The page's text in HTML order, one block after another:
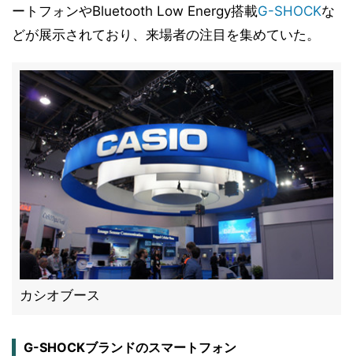
ートフォンやBluetooth Low Energy搭載G-SHOCKな
どが展示されており、来場者の注目を集めていた。
カシオブース
G-SHOCKブランドのスマートフォン